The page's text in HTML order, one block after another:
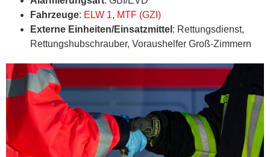
Fahrzeuge: ELW 1, MTF (GZI)
Externe Einheiten/Einsatzmittel : Rettungsdienst,
Rettungshubschrauber, Voraushelfer Groß-Zimmern